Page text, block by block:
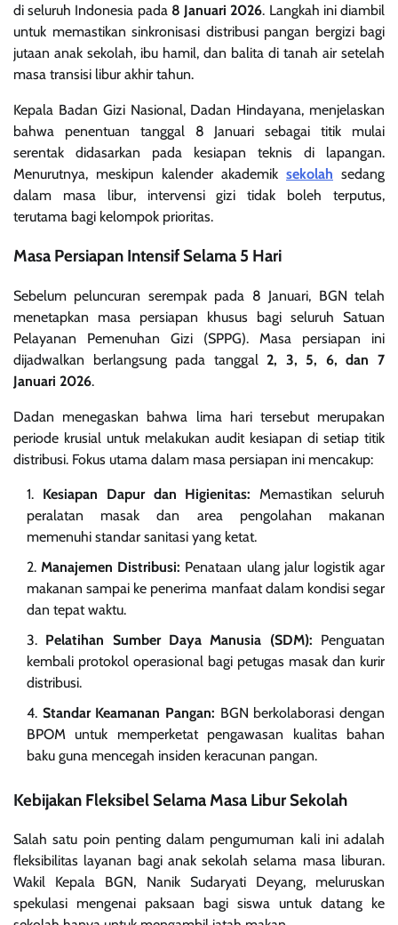
di seluruh Indonesia pada 8 Januari 2026. Langkah ini diambil
untuk memastikan sinkronisasi distribusi pangan bergizi bagi
jutaan anak sekolah, ibu hamil, dan balita di tanah air setelah
masa transisi libur akhir tahun.
Kepala Badan Gizi Nasional, Dadan Hindayana, menjelaskan
bahwa penentuan tanggal 8 Januari sebagai titik mulai
serentak didasarkan pada kesiapan teknis di lapangan.
Menurutnya, meskipun kalender akademik sekolah sedang
dalam masa libur, intervensi gizi tidak boleh terputus,
terutama bagi kelompok prioritas.
Masa Persiapan Intensif Selama 5 Hari
Sebelum peluncuran serempak pada 8 Januari, BGN telah
menetapkan masa persiapan khusus bagi seluruh Satuan
Pelayanan Pemenuhan Gizi (SPPG). Masa persiapan ini
dijadwalkan berlangsung pada tanggal 2, 3, 5, 6, dan 7
Januari 2026.
Dadan menegaskan bahwa lima hari tersebut merupakan
periode krusial untuk melakukan audit kesiapan di setiap titik
distribusi. Fokus utama dalam masa persiapan ini mencakup:
Kesiapan Dapur dan Higienitas: Memastikan seluruh
peralatan masak dan area pengolahan makanan
memenuhi standar sanitasi yang ketat.
Manajemen Distribusi: Penataan ulang jalur logistik agar
makanan sampai ke penerima manfaat dalam kondisi segar
dan tepat waktu.
Pelatihan Sumber Daya Manusia (SDM): Penguatan
kembali protokol operasional bagi petugas masak dan kurir
distribusi.
Standar Keamanan Pangan: BGN berkolaborasi dengan
BPOM untuk memperketat pengawasan kualitas bahan
baku guna mencegah insiden keracunan pangan.
Kebijakan Fleksibel Selama Masa Libur Sekolah
Salah satu poin penting dalam pengumuman kali ini adalah
fleksibilitas layanan bagi anak sekolah selama masa liburan.
Wakil Kepala BGN, Nanik Sudaryati Deyang, meluruskan
spekulasi mengenai paksaan bagi siswa untuk datang ke